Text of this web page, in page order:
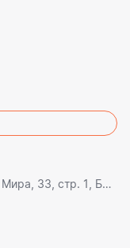
г. Москва, м. Проспект Мира, пр-кт Мира, 33, стр. 1, БЦ Олимпик плаза